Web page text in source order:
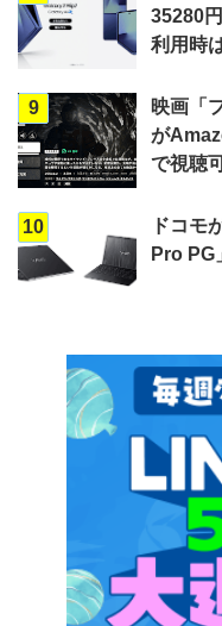
35280
利用時
9
映画「
が
で視聴
10
ドコモ
Pro PG